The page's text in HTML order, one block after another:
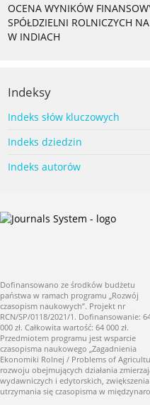
OCENA WYNIKÓW
SPÓŁDZIELNI ROLNICZYCH
W INDIACH
Indeksy
Indeks słów kluczowych
Indeks dziedzin
Indeks autorów
Dofinansowano ze środków budżetu
państwa w ramach programu „Rozwój
czasopism naukowych”. Projekt nr
RCN/SP/0118/2021/1. Dofinansowanie:
000 zł. Całkowita wartość: 64 000 zł.
Przedmiotem programu jest wsparcie
czasopisma naukowego „Zagadnienia
Ekonomiki Rolnej / Problems of
rozwoju obejmujących działania
wydawniczych i edytorskich,
utrzymania się czasopisma w